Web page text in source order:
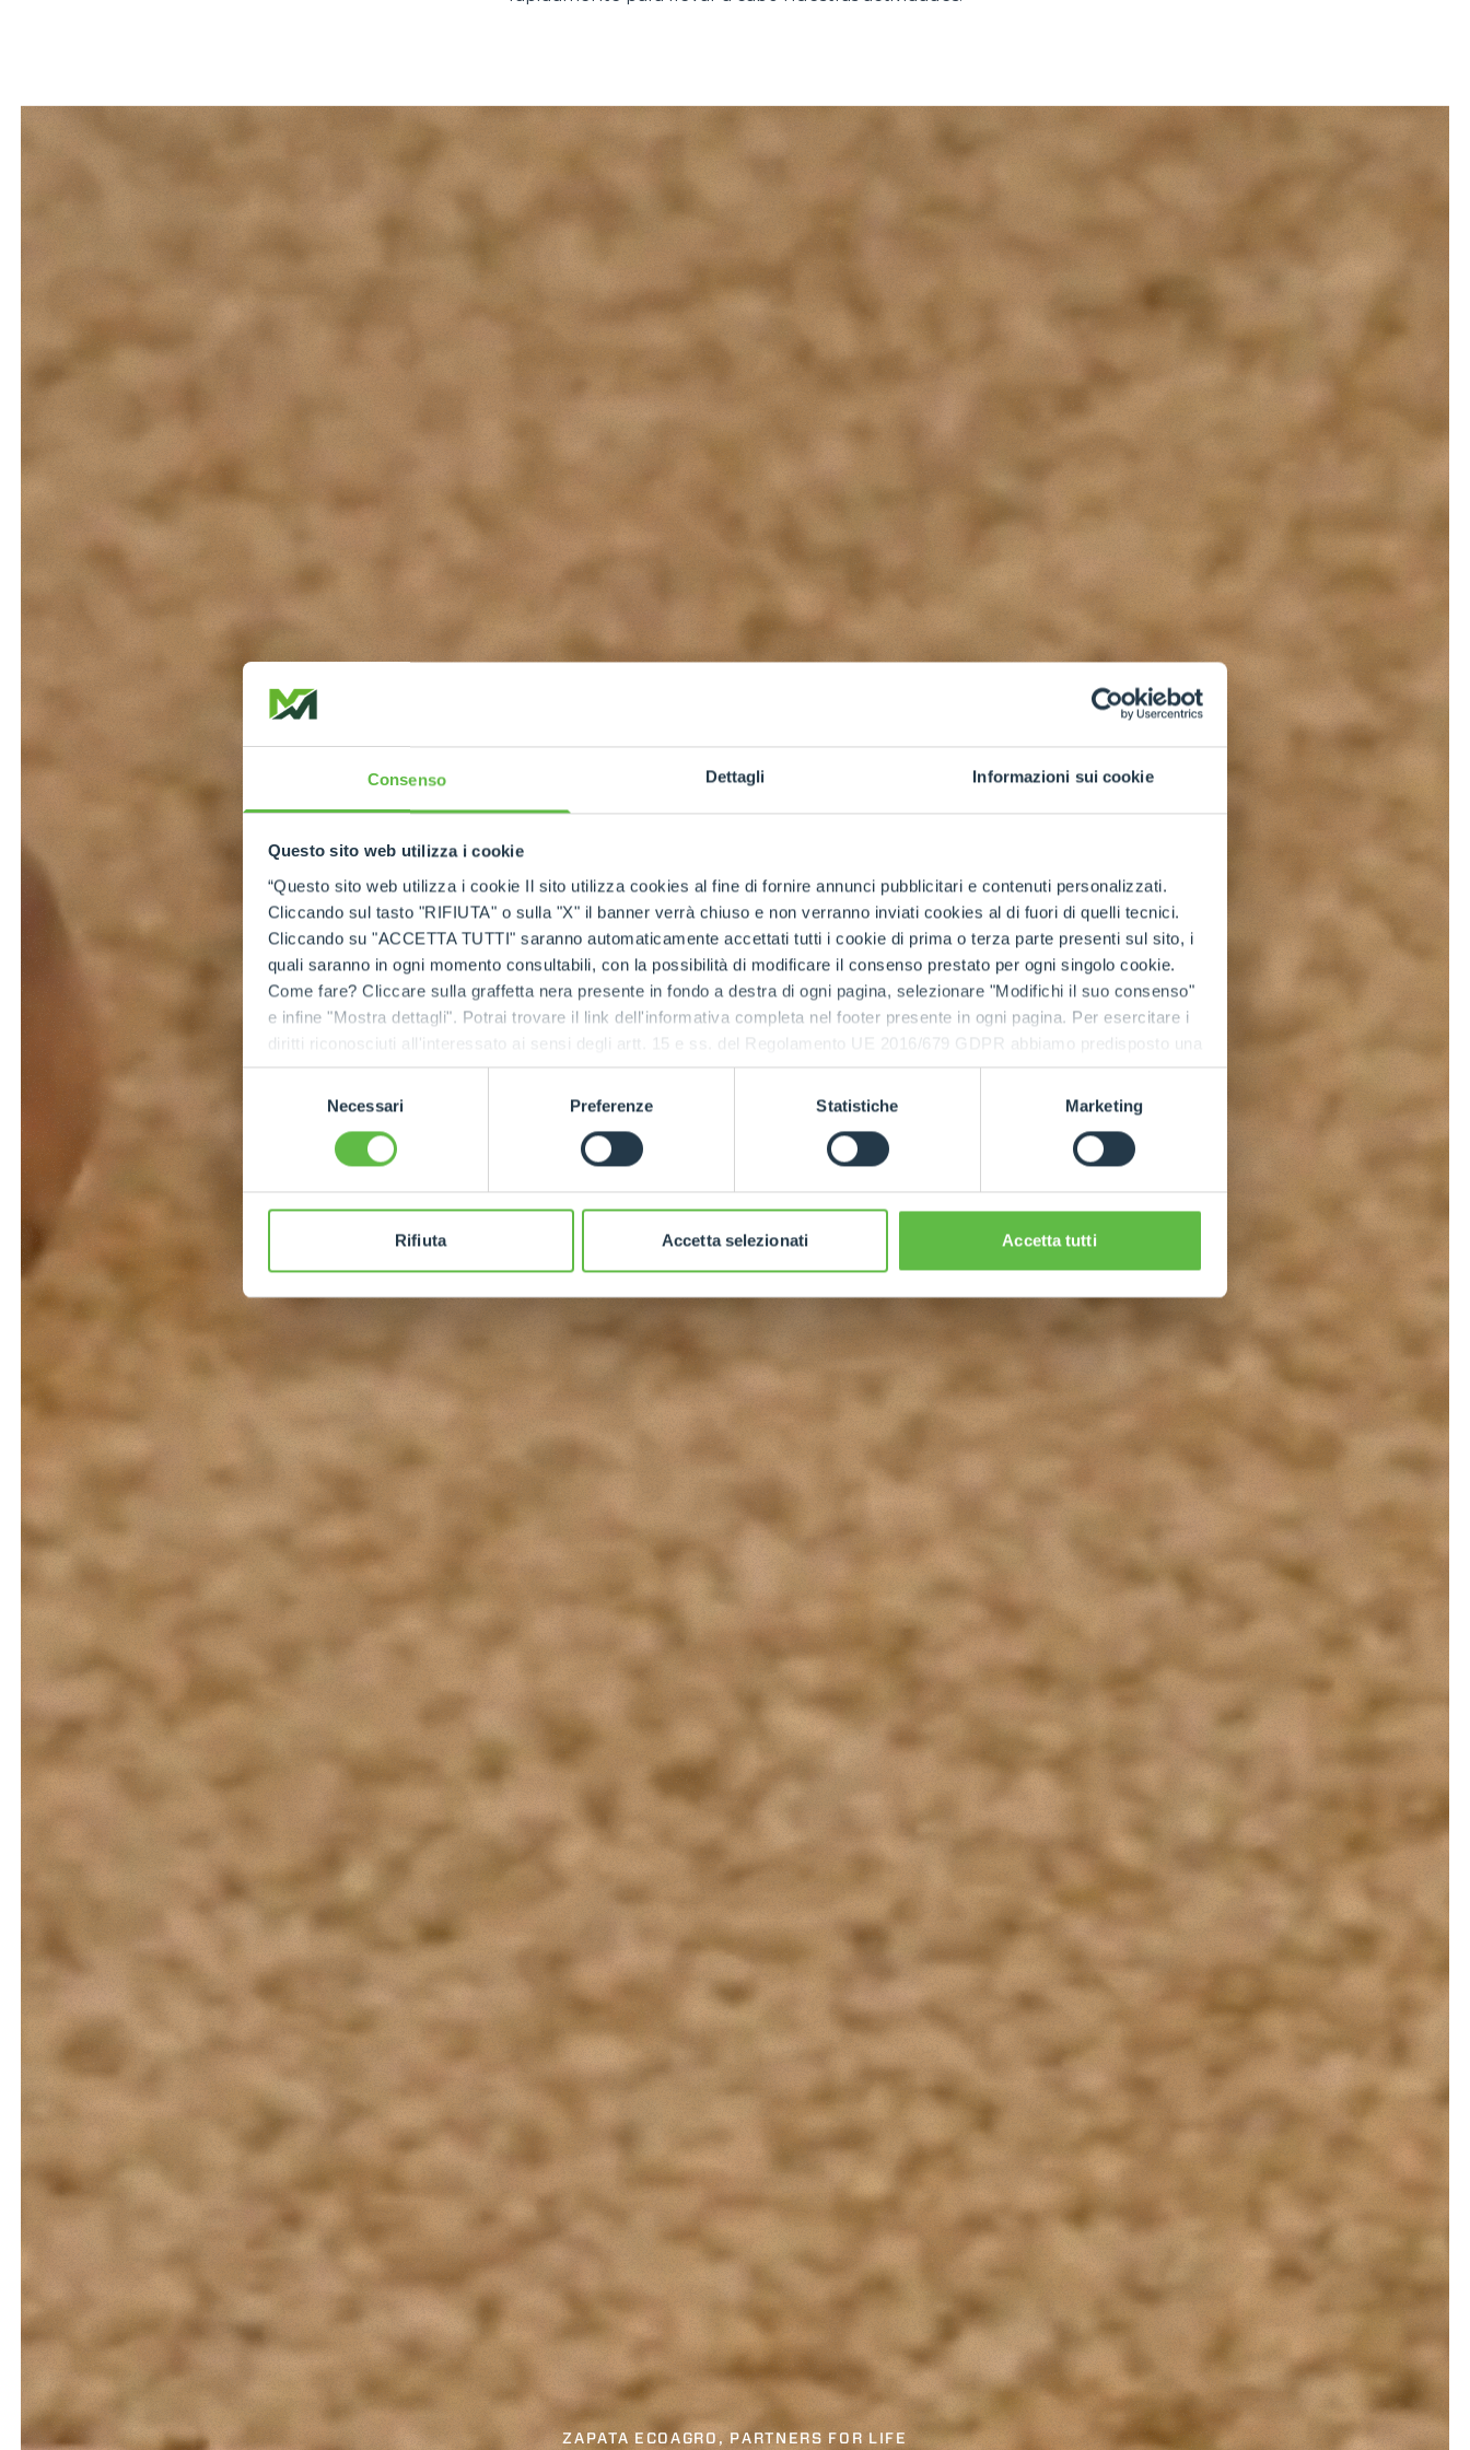
Consenso Dettagli Informazioni sui cookie
Questo sito web utilizza i cookie
“Questo sito web utilizza i cookie Il sito utilizza cookies al fine di fornire annunci pubblicitari e contenuti personalizzati.
Cliccando sul tasto "RIFIUTA" o sulla "X" il banner verrà chiuso e non verranno inviati cookies al di fuori di quelli tecnici.
Cliccando su "ACCETTA TUTTI" saranno automaticamente accettati tutti i cookie di prima o terza parte presenti sul sito, i
quali saranno in ogni momento consultabili, con la possibilità di modificare il consenso prestato per ogni singolo cookie.
Come fare? Cliccare sulla graffetta nera presente in fondo a destra di ogni pagina, selezionare "Modifichi il suo consenso"
e infine "Mostra dettagli". Potrai trovare il link dell'informativa completa nel footer presente in ogni pagina. Per esercitare i
diritti riconosciuti all'interessato ai sensi degli artt. 15 e ss. del Regolamento UE 2016/679 GDPR abbiamo predisposto una
apposita procedura.
Necessari Preferenze Statistiche Marketing
Rifiuta Accetta selezionati Accetta tutti
ZAPATA ECOAGRO, PARTNERS FOR LIFE